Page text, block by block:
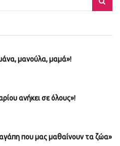
μανούλα, μαμά»!
ανήκει σε όλους»!
αγάπη που μας μαθαίνουν τα ζώα»